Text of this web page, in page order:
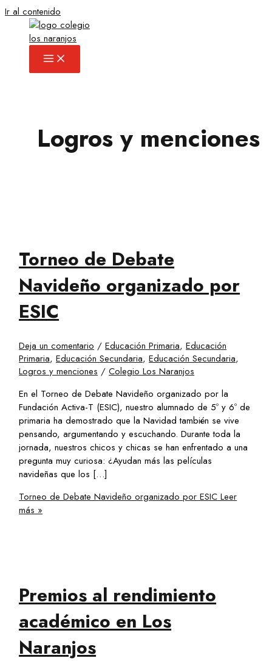
Ir al contenido
Logros y menciones
Torneo de Debate
Navideño organizado por
ESIC
Deja un comentario /Educación Primaria,Educación
Primaria,Educación Secundaria,Educación Secundaria,
Logros y menciones /Colegio Los Naranjos
En el Torneo de Debate Navideño organizado por la
Fundación Activa-T (ESIC), nuestro alumnado de 5º y 6º de
primaria ha demostrado que la Navidad también se vive
pensando, argumentando y escuchando. Durante toda la
jornada, nuestros chicos y chicas se han enfrentado a una
pregunta muy curiosa: ¿Ayudan más las películas
navideñas que los […]
Torneo de Debate Navideño organizado por ESIC Leer
más »
Premios al rendimiento
académico en Los
Naranjos